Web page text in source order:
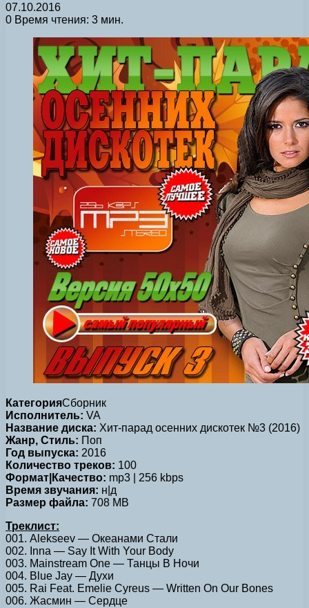
07.10.2016
0 Время чтения: 3 мин.
КатегорияСборник
Исполнитель: VA
Название диска: Хит-парад осенних дискотек №3 (2016)
Жанр, Стиль: Поп
Год выпуска: 2016
Количество треков: 100
Формат|Качество: mp3 | 256 kbps
Время звучания: н|д
Размер файла: 708 MB
Треклист:
001. Alekseev — Океанами Стали
002. Inna — Say It With Your Body
003. Mainstream One — Танцы В Ночи
004. Blue Jay — Духи
005. Rai Feat. Emelie Cyreus — Written On Our Bones
006. Жасмин — Сердце